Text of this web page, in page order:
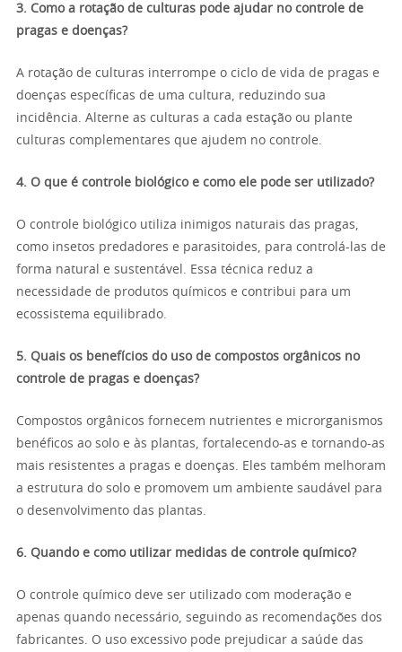
3. Como a rotação de culturas pode ajudar no controle de
pragas e doenças?
A rotação de culturas interrompe o ciclo de vida de pragas e
doenças específicas de uma cultura, reduzindo sua
incidência. Alterne as culturas a cada estação ou plante
culturas complementares que ajudem no controle.
4. O que é controle biológico e como ele pode ser utilizado?
O controle biológico utiliza inimigos naturais das pragas,
como insetos predadores e parasitoides, para controlá-las de
forma natural e sustentável. Essa técnica reduz a
necessidade de produtos químicos e contribui para um
ecossistema equilibrado.
5. Quais os benefícios do uso de compostos orgânicos no
controle de pragas e doenças?
Compostos orgânicos fornecem nutrientes e microrganismos
benéficos ao solo e às plantas, fortalecendo-as e tornando-as
mais resistentes a pragas e doenças. Eles também melhoram
a estrutura do solo e promovem um ambiente saudável para
o desenvolvimento das plantas.
6. Quando e como utilizar medidas de controle químico?
O controle químico deve ser utilizado com moderação e
apenas quando necessário, seguindo as recomendações dos
fabricantes. O uso excessivo pode prejudicar a saúde das